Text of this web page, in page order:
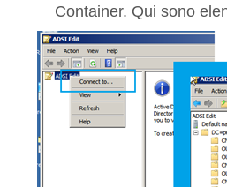
Container. Qui sono